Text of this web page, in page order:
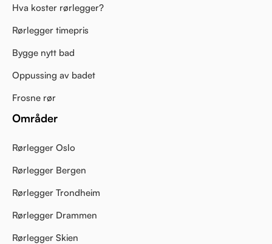
Hva koster rørlegger?
Rørlegger timepris
Bygge nytt bad
Oppussing av badet
Frosne rør
Områder
Rørlegger Oslo
Rørlegger Bergen
Rørlegger Trondheim
Rørlegger Drammen
Rørlegger Skien